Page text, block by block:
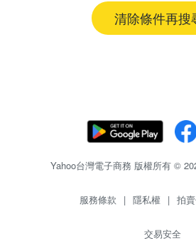
清除條件再搜
Yahoo台灣電子商務 版權所有 ©
服務條款 | 隱私權 | 拍
交易安全